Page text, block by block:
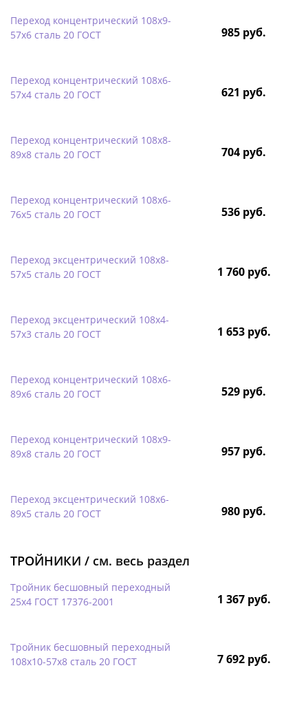
Переход концентрический 108х9-
57х6 сталь 20 ГОСТ
985 руб.
Переход концентрический 108х6-
57х4 сталь 20 ГОСТ
621 руб.
Переход концентрический 108х8-
89х8 сталь 20 ГОСТ
704 руб.
Переход концентрический 108х6-
76х5 сталь 20 ГОСТ
536 руб.
Переход эксцентрический 108х8-
57х5 сталь 20 ГОСТ
1 760 руб.
Переход эксцентрический 108х4-
57х3 сталь 20 ГОСТ
1 653 руб.
Переход концентрический 108х6-
89х6 сталь 20 ГОСТ
529 руб.
Переход концентрический 108х9-
89х8 сталь 20 ГОСТ
957 руб.
Переход эксцентрический 108х6-
89х5 сталь 20 ГОСТ
980 руб.
ТРОЙНИКИ / см. весь раздел
Тройник бесшовный переходный
25х4 ГОСТ 17376-2001
1 367 руб.
Тройник бесшовный переходный
108х10-57х8 сталь 20 ГОСТ
7 692 руб.